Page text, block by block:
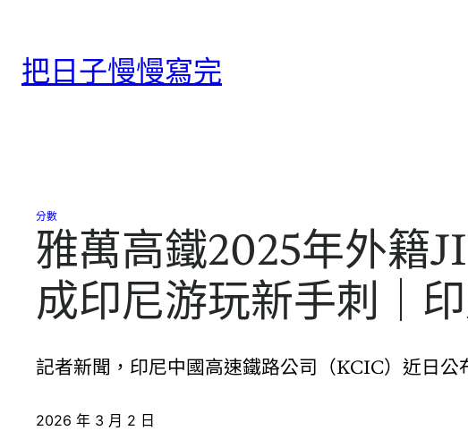
把日子慢慢寫完
分數
雅萬高鐵2025年外籍
成印尼游玩新手刺｜
記者新聞，印尼中國高速鐵路公司（KCIC）近日
2026 年 3 月 2 日